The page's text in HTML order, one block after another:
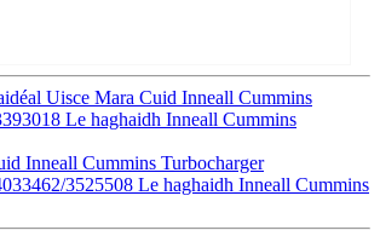
Uisce Mara Cuid Inneall Cummins
Le haghaidh Inneall Cummins
Inneall Cummins Turbocharger
3525508 Le haghaidh Inneall Cummins